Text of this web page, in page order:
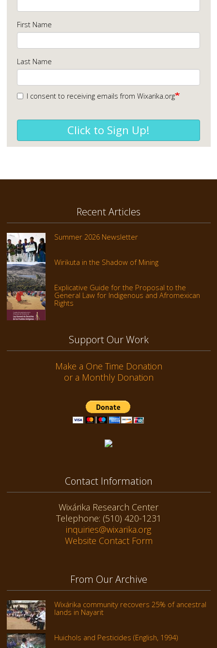
First Name
Last Name
I consent to receiving emails from Wixarika.org
Click to Sign Up!
Recent Articles
Summer 2026 Newsletter
Wirikuta in the Shadow of Mining
Explicative Guide for the Proposal to the
General Law for Indigenous and Afromexican
Rights
Support Our Work
Make a One Time Donation
or a Monthly Donation
Contact Information
Wixárika Research Center
Telephone: (510) 420-1231
inquiries@wixarika.org
Website Contact Form
From Our Archive
Wixárika community recovers 25% of ancestral
lands in Nayarit
Huichols and Pesticides (English, 1994)